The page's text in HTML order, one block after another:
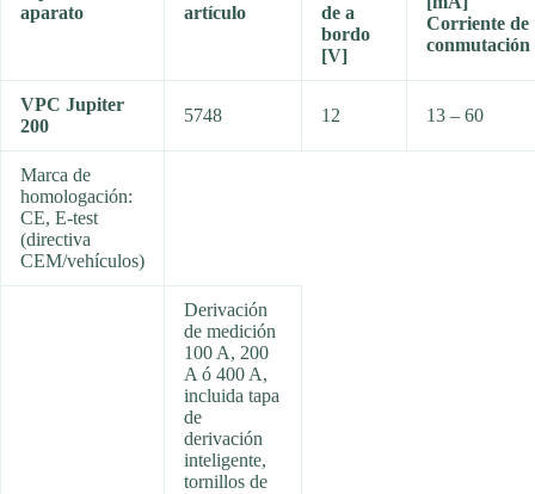
aparato
artículo
de a
bordo
[V]
Corriente de
conmutación
VPC Jupiter
200
5748 12 13 – 60
Marca de
homologación:
CE, E-test
(directiva
CEM/vehículos)
Derivación
de medición
100 A, 200
A ó 400 A,
incluida tapa
de
derivación
inteligente,
tornillos de